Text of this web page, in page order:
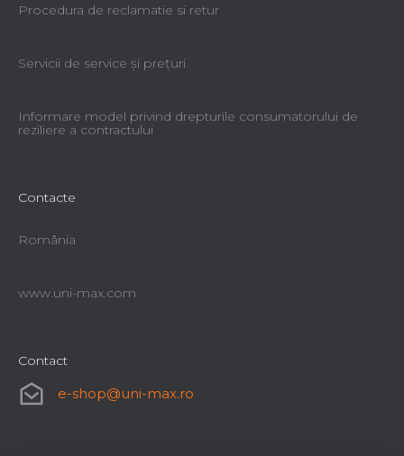
Procedura de reclamatie si retur
Servicii de service şi preţuri
Informare model privind drepturile consumatorului de
reziliere a contractului
Contacte
România
www.uni-max.com
Contact
e-shop@uni-max.ro